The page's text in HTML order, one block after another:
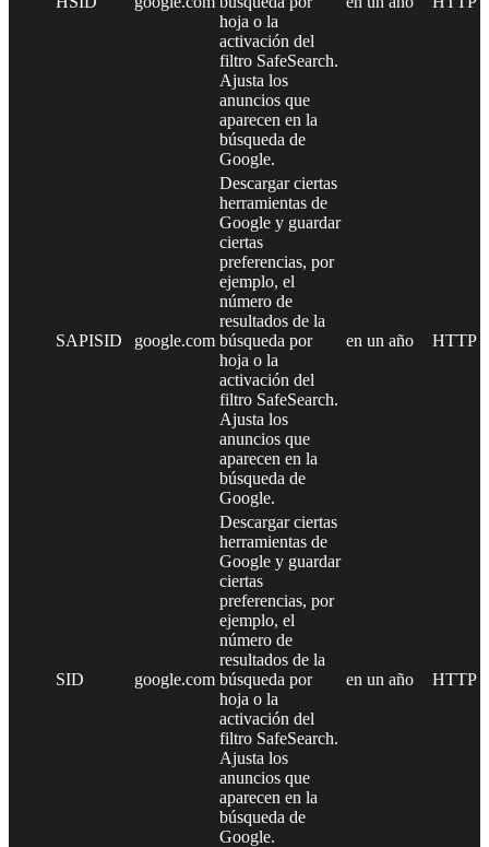
hoja o la
activación del
filtro SafeSearch.
Ajusta los
anuncios que
aparecen en la
búsqueda de
Google.
SAPISID google.com
Descargar ciertas
herramientas de
Google y guardar
ciertas
preferencias, por
ejemplo, el
número de
resultados de la
búsqueda por
hoja o la
activación del
filtro SafeSearch.
Ajusta los
anuncios que
aparecen en la
búsqueda de
Google.
en un año HTTP
SID google.com
Descargar ciertas
herramientas de
Google y guardar
ciertas
preferencias, por
ejemplo, el
número de
resultados de la
búsqueda por
hoja o la
activación del
filtro SafeSearch.
Ajusta los
anuncios que
aparecen en la
búsqueda de
Google.
en un año HTTP